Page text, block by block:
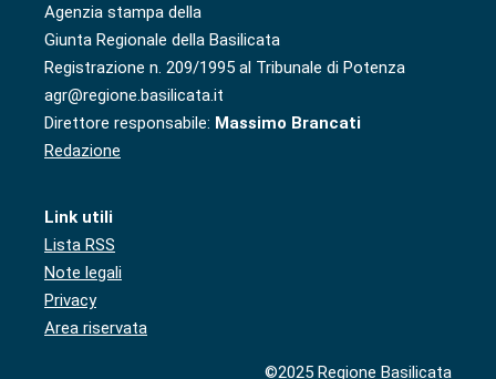
Agenzia stampa della
Giunta Regionale della Basilicata
Registrazione n. 209/1995 al Tribunale di Potenza
agr@regione.basilicata.it
Direttore responsabile: Massimo Brancati
Redazione
Link utili
Lista RSS
Note legali
Privacy
Area riservata
©2025 Regione Basilicata